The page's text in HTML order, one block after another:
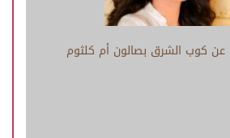
عن كوب الشرق بصالون أم كلثوم